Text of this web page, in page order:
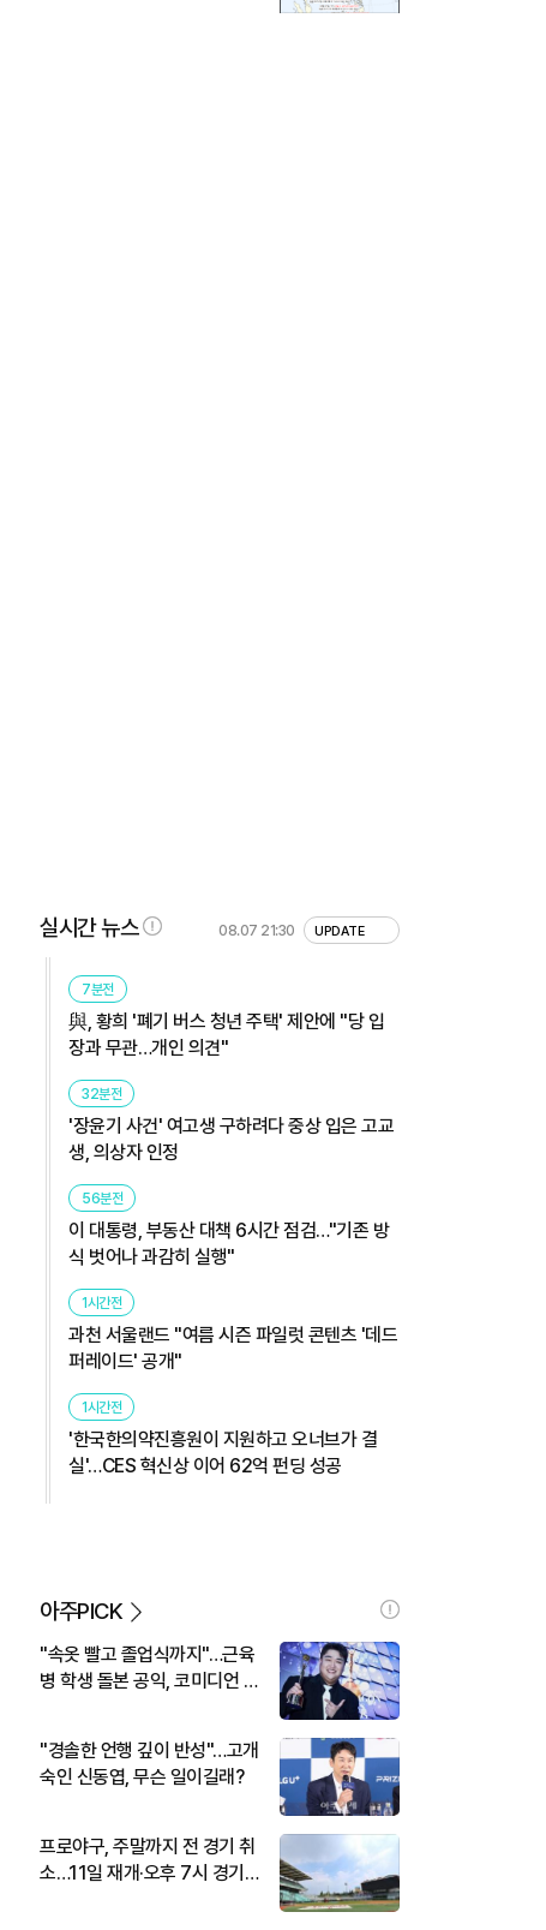
실시간 뉴스 08.07 21:30 UPDATE
7분전
與, 황희 '폐기 버스 청년 주택' 제안에 "당 입
장과 무관…개인 의견"
32분전
'장윤기 사건' 여고생 구하려다 중상 입은 고교
생, 의상자 인정
56분전
이 대통령, 부동산 대책 6시간 점검…"기존 방
식 벗어나 과감히 실행"
1시간전
과천 서울랜드 "여름 시즌 파일럿 콘텐츠 '데드
퍼레이드' 공개"
1시간전
'한국한의약진흥원이 지원하고 오너브가 결
실'…CES 혁신상 이어 62억 펀딩 성공
아주PICK
"속옷 빨고 졸업식까지"…근육
병 학생 돌본 공익, 코미디언 김
"경솔한 언행 깊이 반성"…고개
숙인 신동엽, 무슨 일이길래?
프로야구, 주말까지 전 경기 취
소…11일 재개·오후 7시 경기